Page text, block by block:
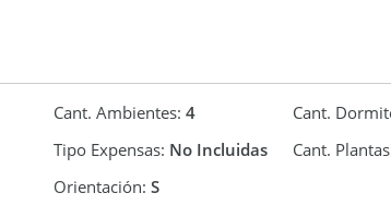
la oficina Ezequiel Zabala (Avellaneda Lanus)
de las operaciones serán realizadas
de la oficina.
Cant. Ambientes: 4 Cant.
Tipo Expensas: No Incluidas Cant.
Orientación: S